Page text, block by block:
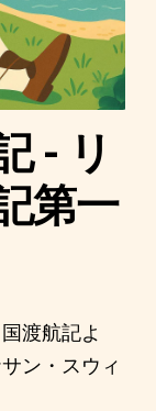
- リ
第一
渡航記よ
ン・スウィ